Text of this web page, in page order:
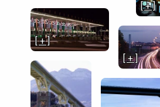
[ + ]
[ + ]
[ + ]